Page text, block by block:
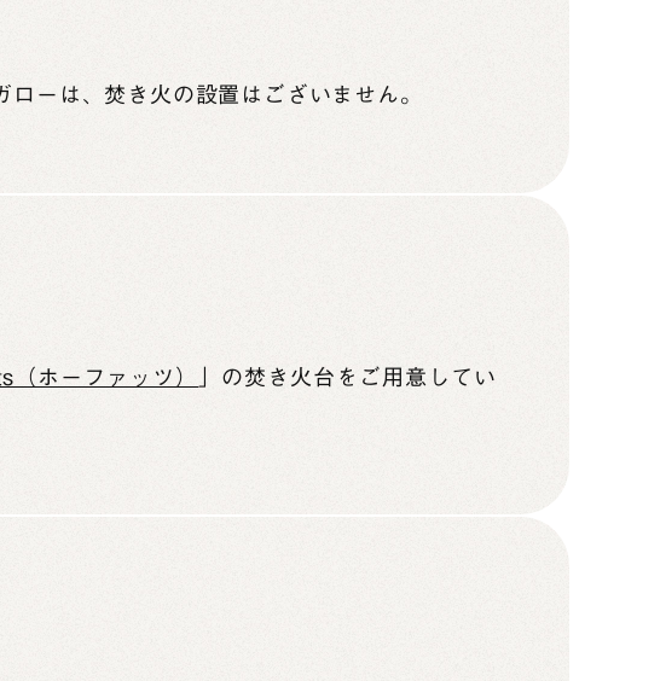
ーは、焚き火の設置はございません。
（ホーファッツ）
」の焚き火台をご用意してい